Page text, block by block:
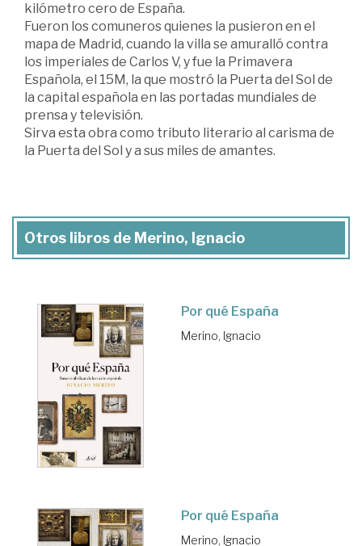
kilómetro cero de España.
Fueron los comuneros quienes la pusieron en el
mapa de Madrid, cuando la villa se amuralló contra
los imperiales de Carlos V, y fue la Primavera
Española, el 15M, la que mostró la Puerta del Sol de
la capital española en las portadas mundiales de
prensa y televisión.
Sirva esta obra como tributo literario al carisma de
la Puerta del Sol y a sus miles de amantes.
Otros libros de Merino, Ignacio
Por qué España
Merino, Ignacio
Por qué España
Merino, Ignacio